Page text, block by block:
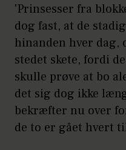
'Prinsesser fra
dog fast, at de
hinanden hver dag,
stedet skete, fordi
skulle prøve at bo
det sig dog ikke
bekræfter nu over
de to er gået hvert